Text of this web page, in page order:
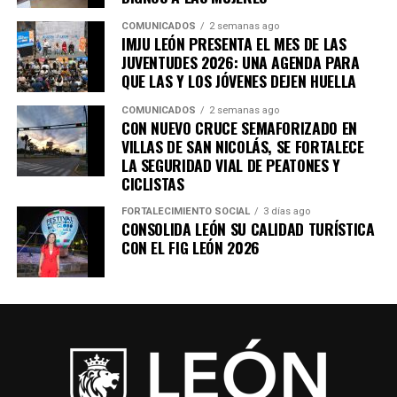
COMUNICADOS 2 semanas ago
IMJU LEÓN PRESENTA EL MES DE LAS
JUVENTUDES 2026: UNA AGENDA PARA
QUE LAS Y LOS JÓVENES DEJEN HUELLA
COMUNICADOS 2 semanas ago
CON NUEVO CRUCE SEMAFORIZADO EN
VILLAS DE SAN NICOLÁS, SE FORTALECE
LA SEGURIDAD VIAL DE PEATONES Y
CICLISTAS
FORTALECIMIENTO SOCIAL 3 días ago
CONSOLIDA LEÓN SU CALIDAD TURÍSTICA
CON EL FIG LEÓN 2026